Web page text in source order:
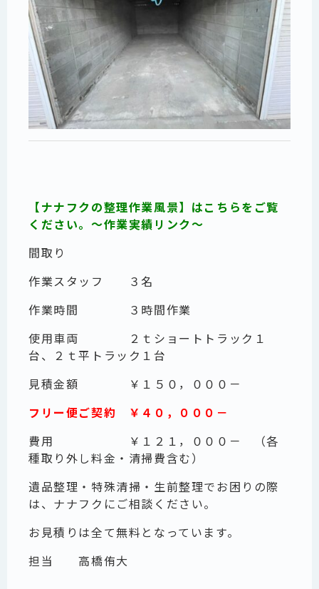
【ナナフクの整理作業風景】はこちらをご覧
ください。～作業実績リンク～
間取り
作業スタッフ ３名
作業時間 ３時間作業
使用車両 ２ｔショートトラック１
台、２ｔ平トラック１台
見積金額 ￥１５０，０００－
フリー便ご契約 ￥４０，０００－
費用 ￥１２１，０００－ （各
種取り外し料金・清掃費含む）
遺品整理・特殊清掃・生前整理でお困りの際
は、ナナフクにご相談ください。
お見積りは全て無料となっています。
担当
高橋侑大